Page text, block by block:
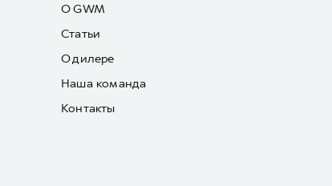
О GWM
Статьи
О дилере
Наша команда
Контакты